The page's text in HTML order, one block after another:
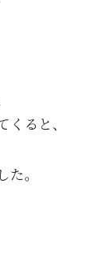
ると、
。